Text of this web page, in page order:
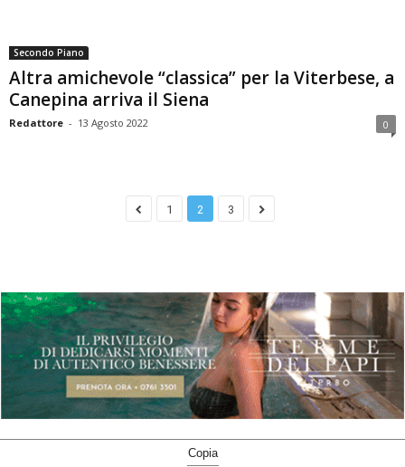
Secondo Piano
Altra amichevole “classica” per la Viterbese, a
Canepina arriva il Siena
Redattore - 13 Agosto 2022 0
1 2 3
Copia